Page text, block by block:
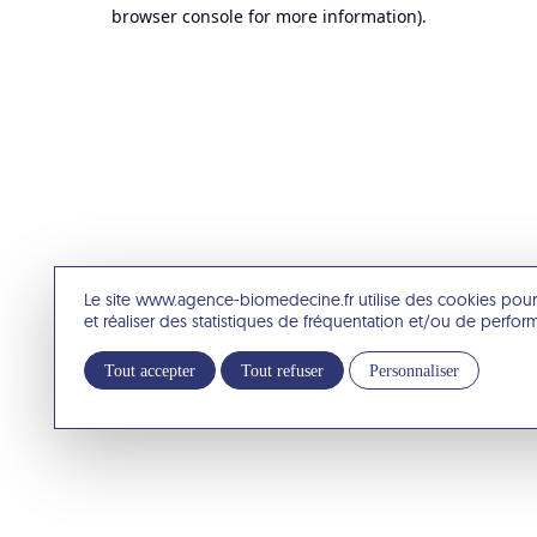
Le site www.agence-biomedecine.fr utilise des cookies
et réaliser des statistiques de fréquentation et/ou de
Tout accepter Tout refuser Personnaliser
browser console for more information).